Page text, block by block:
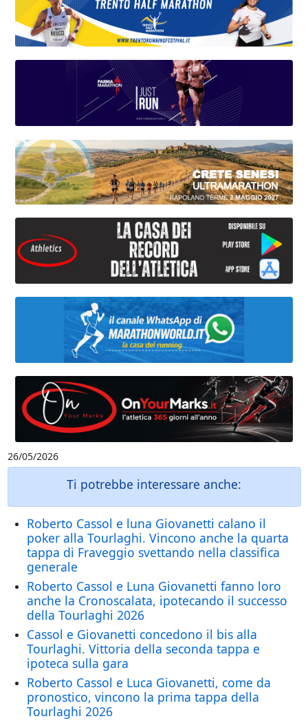
26/05/2026
Ti potrebbe interessare anche:
Roberto Cassol e luna Giovanetti calano il
poker alla Tourlaghi. Vincono anche la quarta
tappa di Fraveggio svettando nella classifica
generale
Roberto Cassol e Luna Giovanetti fanno loro
anche la Cronoscalata, ipotecando il successo
della Tourlaghi 2026
Cassol e Giovanetti concedono il bis alla
Tourlaghi. Vittoria della seconda tappa e
ipoteca sulla gara
Roberto Cassol e Luca Giovanetti, come da
pronostico, vincono la prima tappa della
Tourlaghi 2026